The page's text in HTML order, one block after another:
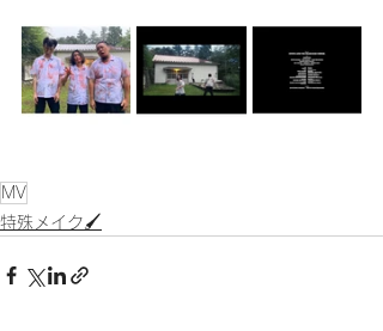
MV
特殊メイク🖌